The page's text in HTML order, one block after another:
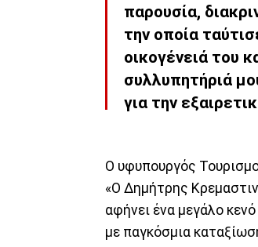
παρουσία,
την οποία
οικογένειά του
συλλυπητήριά
για την
Ο υφυπουργός
«Ο Δημήτρης
αφήνει ένα μεγάλο
με παγκόσμια